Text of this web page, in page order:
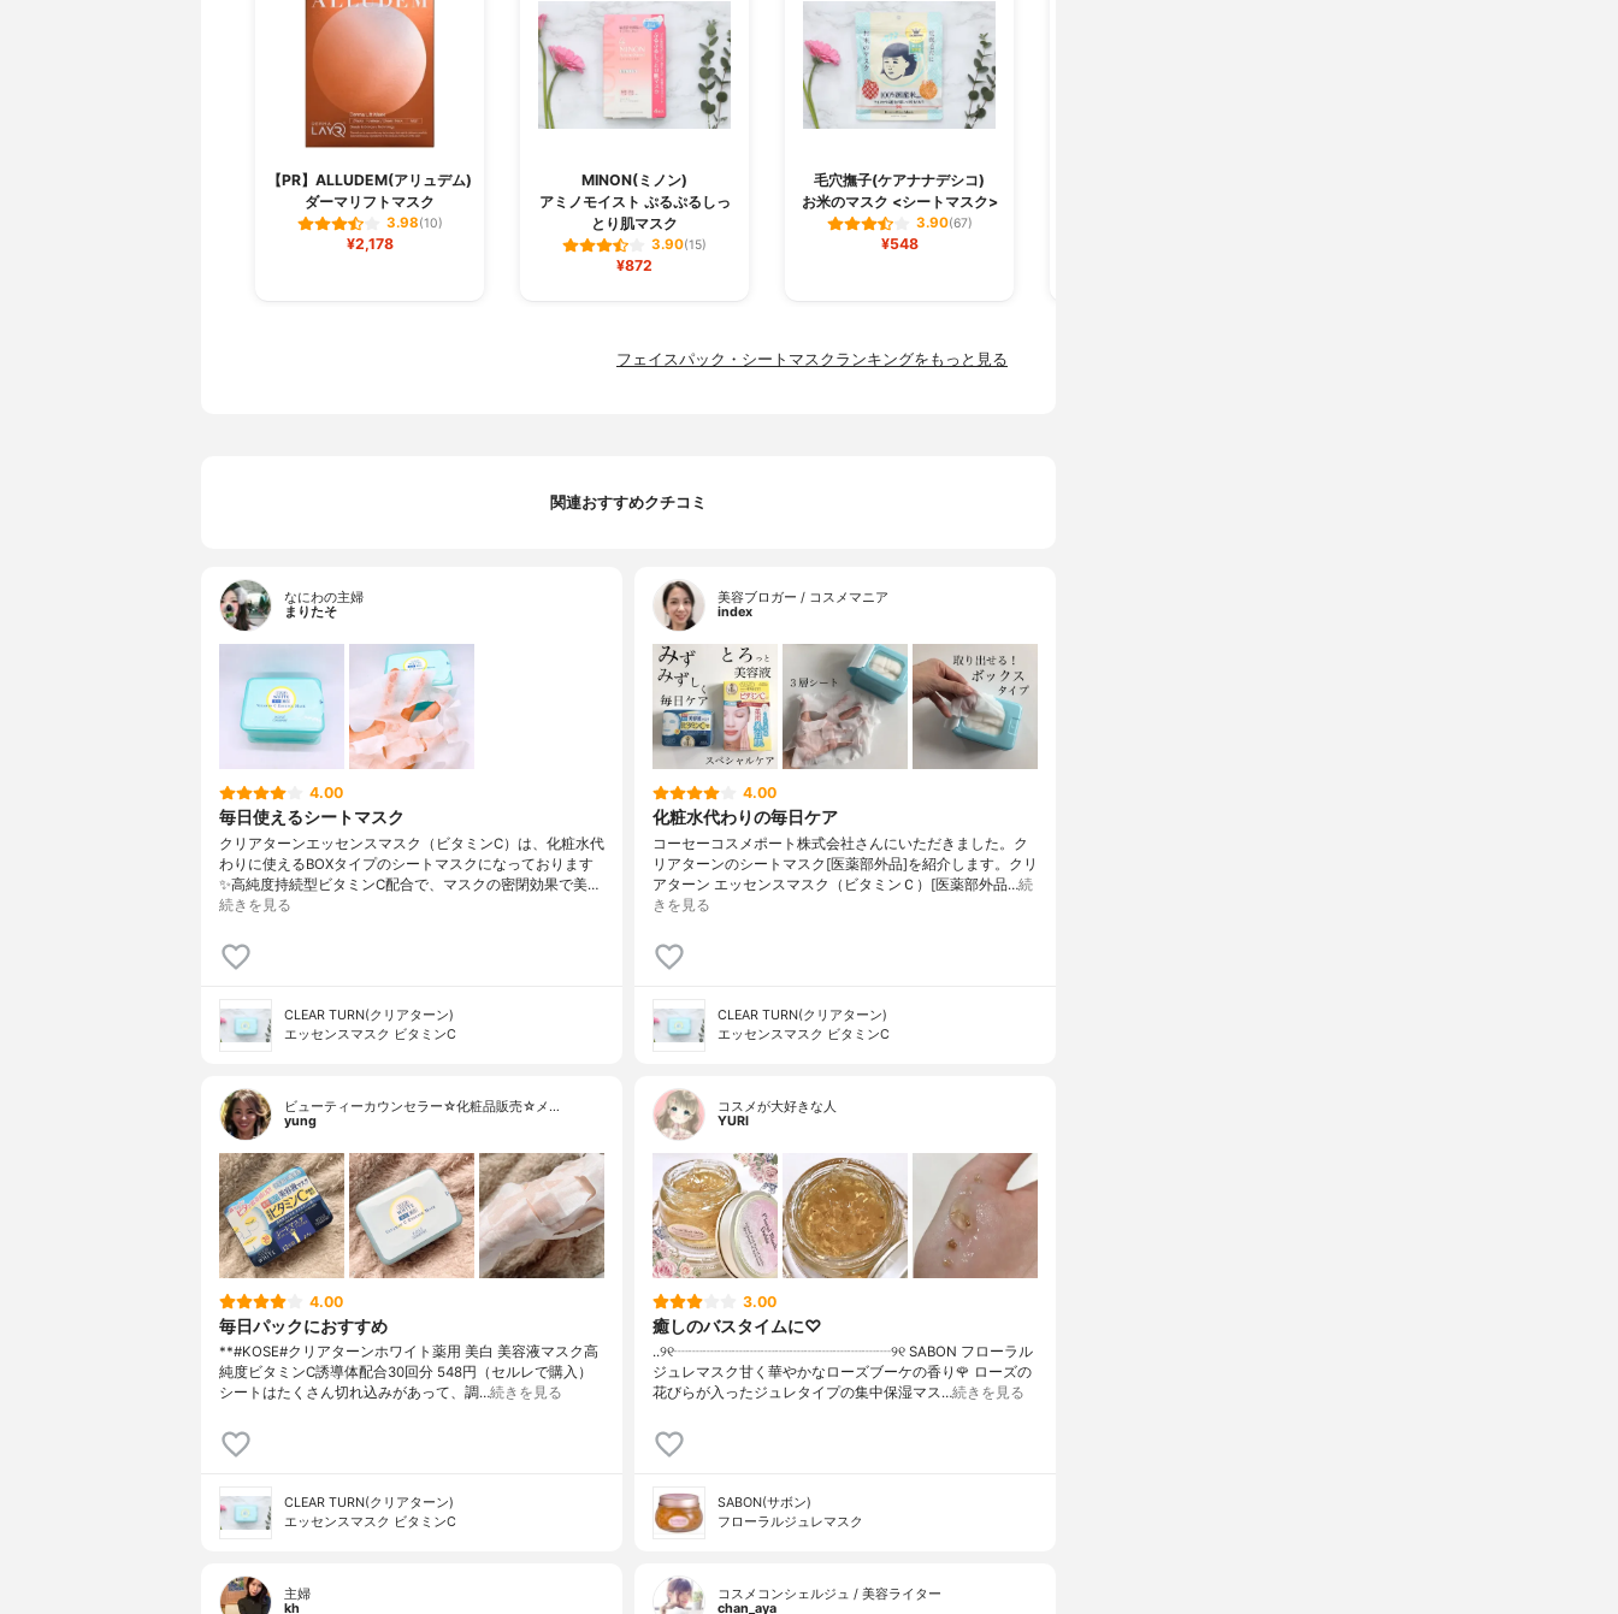
【PR】ALLUDEM(アリュデム)
ダーマリフトマスク
3.98(10)
¥2,178
MINON(ミノン)
アミノモイスト ぷるぷるしっ
とり肌マスク
3.90(15)
¥872
毛穴撫子(ケアナナデシコ)
お米のマスク <シートマスク>
3.90(67)
¥548
フェイスパック・シートマスクランキングをもっと見る
関連おすすめクチコミ
なにわの主婦
まりたそ
4.00
毎日使えるシートマスク
クリアターンエッセンスマスク（ビタミンC）は、化粧水代
わりに使えるBOXタイプのシートマスクになっております
✨高純度持続型ビタミンC配合で、マスクの密閉効果で美…
続きを見る
CLEAR TURN(クリアターン)
エッセンスマスク ビタミンC
美容ブロガー / コスメマニア
index
4.00
化粧水代わりの毎日ケア
コーセーコスメポート株式会社さんにいただきました。ク
リアターンのシートマスク[医薬部外品]を紹介します。クリ
アターン エッセンスマスク（ビタミンＣ）[医薬部外品…続
きを見る
CLEAR TURN(クリアターン)
エッセンスマスク ビタミンC
ビューティーカウンセラー☆化粧品販売☆メ…
yung
4.00
毎日パックにおすすめ
**#KOSE#クリアターンホワイト薬用 美白 美容液マスク高
純度ビタミンC誘導体配合⁡30回分 548円（セルレで購入）⁡
シートはたくさん切れ込みがあって、調…続きを見る
CLEAR TURN(クリアターン)
エッセンスマスク ビタミンC
コスメが大好きな人
YURI
3.00
癒しのバスタイムに♡
..୨୧┈┈┈┈┈┈┈┈┈┈┈┈┈┈┈୨୧ SABON フローラル
ジュレマスク甘く華やかなローズブーケの香り🌹 ローズの
花びらが入ったジュレタイプの集中保湿マス…続きを見る
SABON(サボン)
フローラルジュレマスク
主婦
kh
コスメコンシェルジュ / 美容ライター
chan_aya